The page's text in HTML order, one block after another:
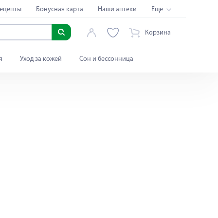
Бонусная карта Наши аптеки Еще
Корзина
Уход за кожей Сон и бессонница